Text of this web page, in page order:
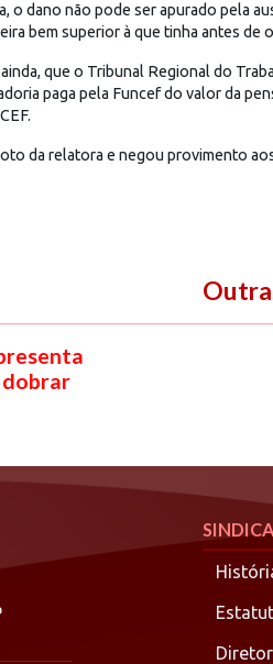
o dano não pode ser apurado pela
bem superior à que tinha antes
que o Tribunal Regional do
paga pela Funcef do valor da
da relatora e negou provimento
dobrar